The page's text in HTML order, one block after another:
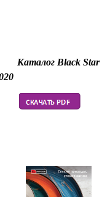
Каталог Black Star